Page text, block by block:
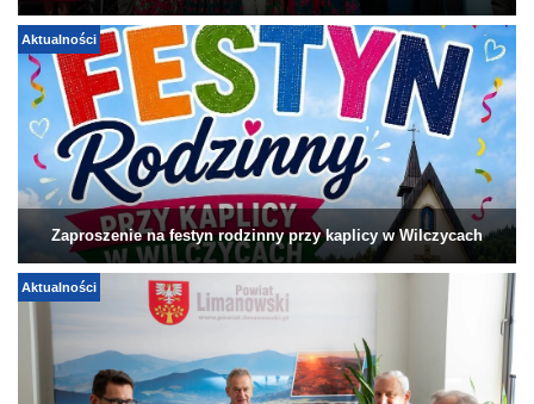
Aktualności
Zaproszenie na festyn rodzinny przy kaplicy w Wilczycach
Aktualności